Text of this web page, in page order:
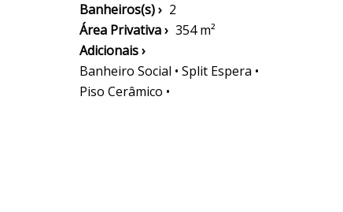
Banheiros(s) › 2
Área Privativa › 354 m²
Adicionais ›
Banheiro Social • Split Espera •
Piso Cerâmico •